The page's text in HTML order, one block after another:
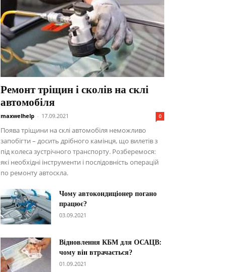
Ремонт тріщин і сколів на склі
автомобіля
maxwelhelp - 17.09.2021 0
Поява тріщини на склі автомобіля неможливо
запобігти – досить дрібного камінця, що вилетів з
під колеса зустрічного транспорту. Розберемося:
які необхідні інструменти і послідовність операцій
по ремонту автоскла.
Чому автокондиціонер погано
працює?
03.09.2021
Відновлення КБМ для ОСАЦВ:
чому він втрачається?
01.09.2021